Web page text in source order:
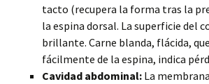
tacto (recupera la forma tras la
la espina dorsal. La superficie del
brillante. Carne blanda, flácida,
fácilmente de la espina, indica
Cavidad abdominal: La